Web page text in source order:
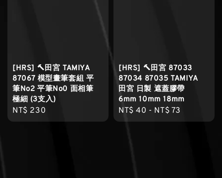
[HRS] 🔨田宮 TAMIYA
87067 模型畫筆套組 平
筆No2 平筆No0 面相筆
極細 (3支入)
Regular
price
NT$ 230
[HRS] 🔨田宮 87033
87034 87035 TAMIYA
田宮 日製 遮蓋膠帶
6mm 10mm 18mm
Regular
price
NT$ 40 - NT$ 73